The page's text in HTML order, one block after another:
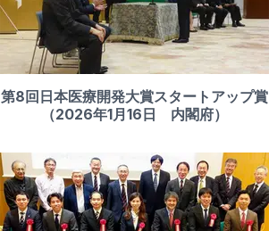
第8回日本医療開発大賞スタートアップ賞
（2026年1月16日 内閣府）